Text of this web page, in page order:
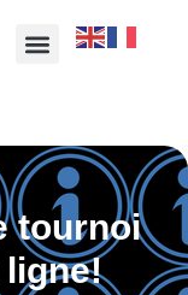
tournoi
ligne!